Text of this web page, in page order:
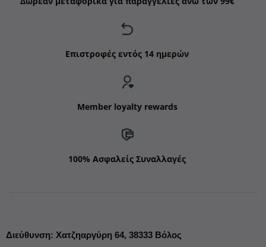
Επιστροφές εντός 14 ημερών
Member loyalty rewards
100% Ασφαλείς Συναλλαγές
Διεύθυνση: Χατζηαργύρη 64, 38333 Βόλος